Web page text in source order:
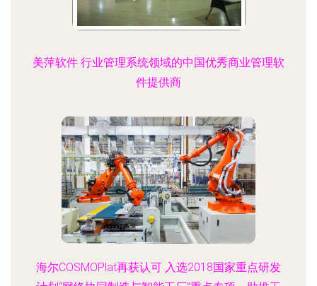
美萍软件 行业管理系统领域的中国优秀商业管理软
件提供商
海尔COSMOPlat再获认可 入选2018国家重点研发